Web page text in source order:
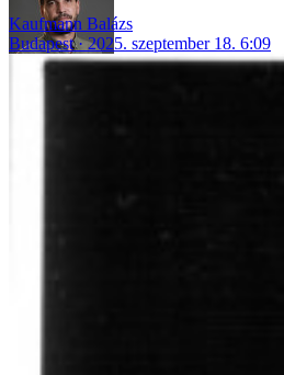
Kaufmann Balázs
Budapest
2025. szeptember 18. 6:09